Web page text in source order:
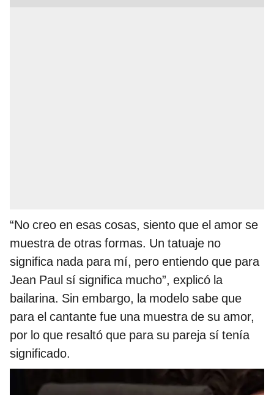
“No creo en esas cosas, siento que el amor se
muestra de otras formas. Un tatuaje no
significa nada para mí, pero entiendo que para
Jean Paul sí significa mucho”, explicó la
bailarina. Sin embargo, la modelo sabe que
para el cantante fue una muestra de su amor,
por lo que resaltó que para su pareja sí tenía
significado.